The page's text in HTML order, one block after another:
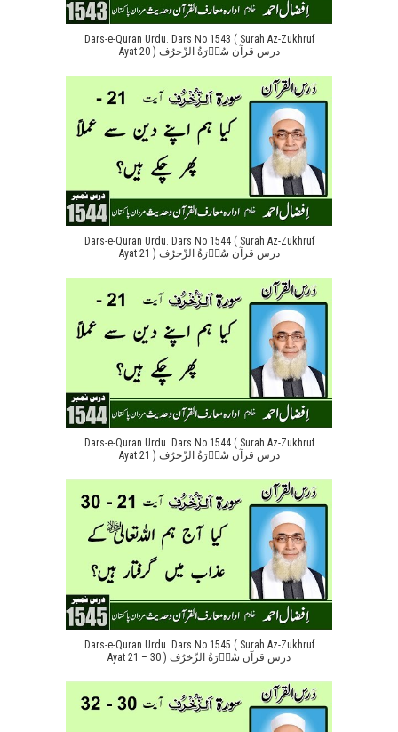
Dars-e-Quran Urdu. Dars No 1543 ( Surah Az-Zukhruf
Ayat 20 ) درس قرآن سُوۡرَةُ الزّخرُف
Dars-e-Quran Urdu. Dars No 1544 ( Surah Az-Zukhruf
Ayat 21 ) درس قرآن سُوۡرَةُ الزّخرُف
Dars-e-Quran Urdu. Dars No 1544 ( Surah Az-Zukhruf
Ayat 21 ) درس قرآن سُوۡرَةُ الزّخرُف
Dars-e-Quran Urdu. Dars No 1545 ( Surah Az-Zukhruf
Ayat 21 – 30 ) درس قرآن سُوۡرَةُ الزّخرُف